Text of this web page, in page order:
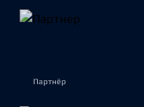
Партнёр